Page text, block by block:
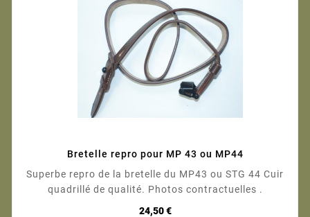
Bretelle repro pour MP 43 ou MP44
Superbe repro de la bretelle du MP43 ou STG 44 Cuir
quadrillé de qualité. Photos contractuelles .
24,50 €Prix